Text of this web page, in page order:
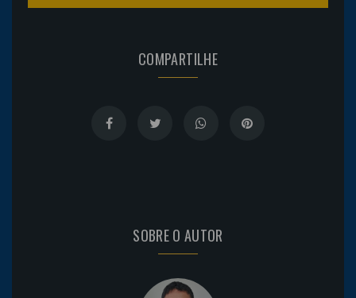
COMPARTILHE
SOBRE O AUTOR